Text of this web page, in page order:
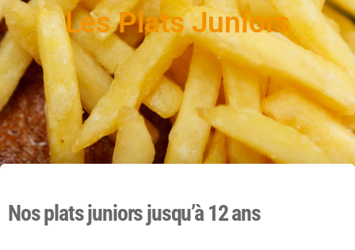
Les Plats Juniors
Nos plats juniors jusqu’à 12 ans